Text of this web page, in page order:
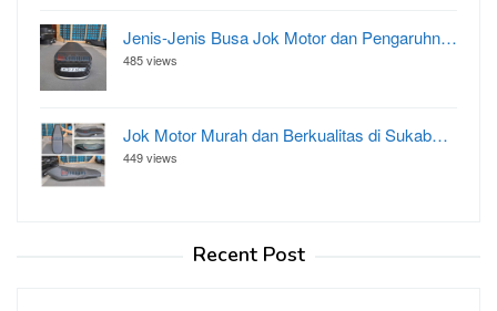
Jenis-Jenis Busa Jok Motor dan Pengaruhn…
485 views
Jok Motor Murah dan Berkualitas di Sukab…
449 views
Recent Post